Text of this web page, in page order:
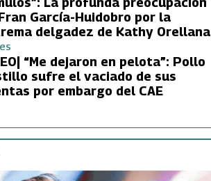
García-Huidobro por la
delgadez de Kathy Orellana
“Me dejaron en pelota”: Pollo
sufre el vaciado de sus
por embargo del CAE